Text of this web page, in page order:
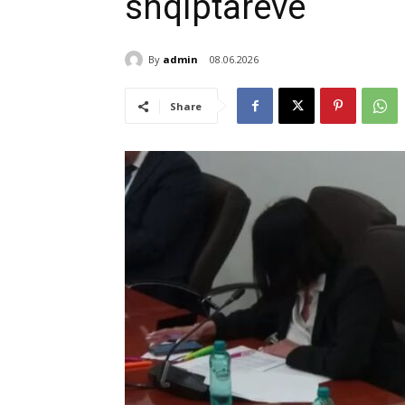
By admin 08.06.2026
Share